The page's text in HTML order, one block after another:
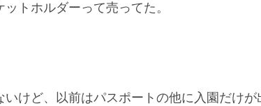
トホルダーって売ってた。
けど、以前はパスポートの他に入園だけ